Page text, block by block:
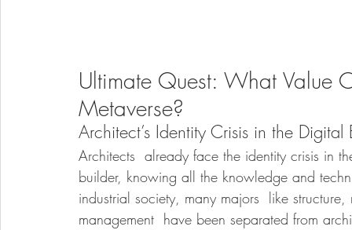
Ultimate Quest: What Value
Metaverse?
Architect’s Identity Crisis in the Digital
Architects  already face the identity crisis in
builder, knowing all the knowledge and
industrial society, many majors  like
management  have been separated from